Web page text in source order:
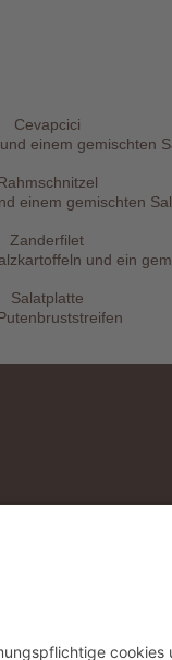
Cevapcici
einem gemischten
einem gemischten
Zanderfilet
und ein
Salatplatte